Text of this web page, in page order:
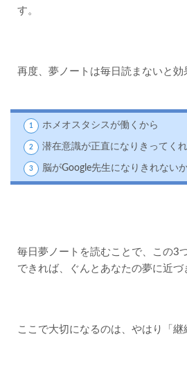
す。
再度、夢ノートは毎日読まないと効
ホメオスタシスが働くから
潜在意識が正直になりきってく
脳がGoogle先生になりきれない
毎日夢ノートを読むことで、この3
できれば、ぐんとあなたの夢に近づ
ここで大切になるのは、やはり「継